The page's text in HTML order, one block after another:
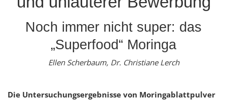
Noch immer nicht super: das
„Superfood“ Moringa
Ellen Scherbaum, Dr. Christiane Lerch
Die Untersuchungsergebnisse von Moringablattpulver